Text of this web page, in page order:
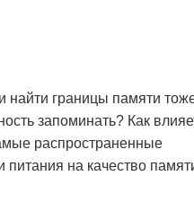
найти границы памяти
запоминать? Как
распространенные
на качество